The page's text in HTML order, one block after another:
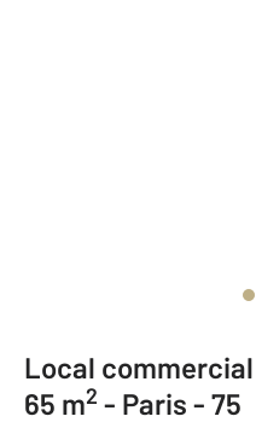
Local
65 m2 - Paris - 75